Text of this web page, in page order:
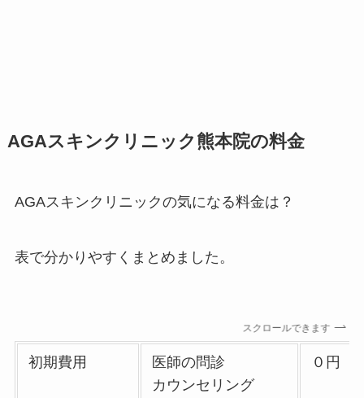
AGAスキンクリニック熊本院の料金
AGAスキンクリニックの気になる料金は？
表で分かりやすくまとめました。
スクロールできます
初期費用
医師の問診
カウンセリング
０円